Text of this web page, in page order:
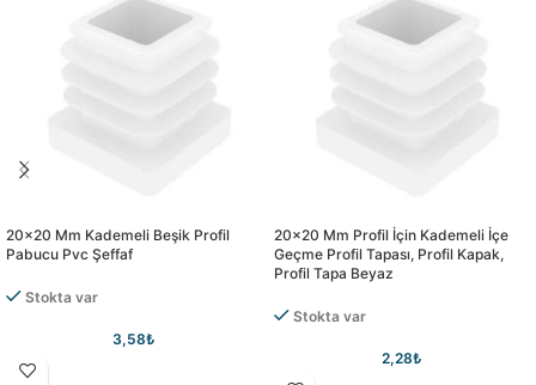
20×20 Mm Kademeli Beşik Profil
Pabucu Pvc Şeffaf
Stokta var
3,58₺
20×20 Mm Profil İçin Kademeli İçe
Geçme Profil Tapası, Profil Kapak,
Profil Tapa Beyaz
Stokta var
2,28₺